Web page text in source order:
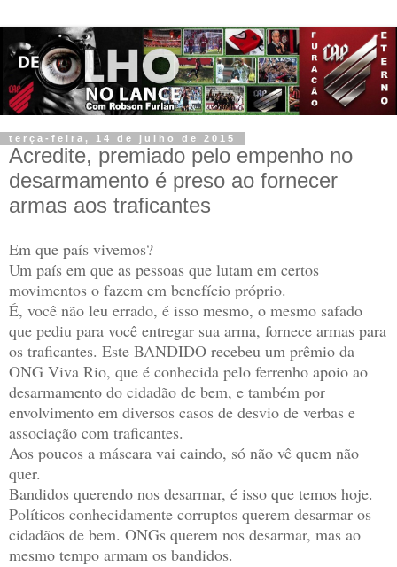
terça-feira, 14 de julho de 2015
Acredite, premiado pelo empenho no
desarmamento é preso ao fornecer
armas aos traficantes
Em que país vivemos?
Um país em que as pessoas que lutam em certos
movimentos o fazem em benefício próprio.
É, você não leu errado, é isso mesmo, o mesmo safado
que pediu para você entregar sua arma, fornece armas para
os traficantes. Este BANDIDO recebeu um prêmio da
ONG Viva Rio, que é conhecida pelo ferrenho apoio ao
desarmamento do cidadão de bem, e também por
envolvimento em diversos casos de desvio de verbas e
associação com traficantes.
Aos poucos a máscara vai caindo, só não vê quem não
quer.
Bandidos querendo nos desarmar, é isso que temos hoje.
Políticos conhecidamente corruptos querem desarmar os
cidadãos de bem. ONGs querem nos desarmar, mas ao
mesmo tempo armam os bandidos.